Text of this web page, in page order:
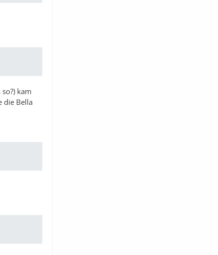
kam
die Bella